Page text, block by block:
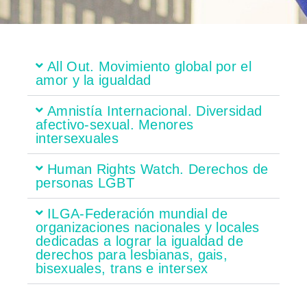
All Out. Movimiento global por el
amor y la igualdad
Amnistía Internacional. Diversidad
afectivo-sexual. Menores
intersexuales
Human Rights Watch. Derechos de
personas LGBT
ILGA-Federación mundial de
organizaciones nacionales y locales
dedicadas a lograr la igualdad de
derechos para lesbianas, gais,
bisexuales, trans e intersex